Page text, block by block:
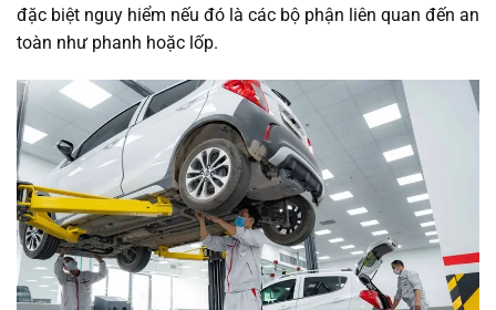
đặc biệt nguy hiểm nếu đó là các bộ phận liên quan đến an
toàn như phanh hoặc lốp.